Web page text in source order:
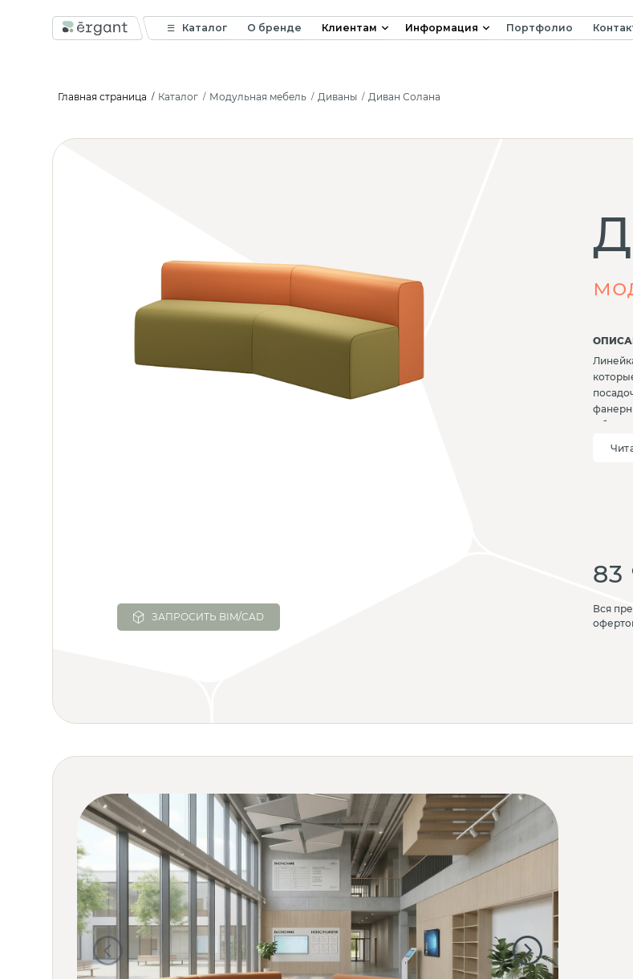
Каталог О бренде Клиентам Информация Портфолио
Главная страница Каталог Модульная мебель Диваны Диван Солана
ЗАПРОСИТЬ BIM/CAD
83
Вся